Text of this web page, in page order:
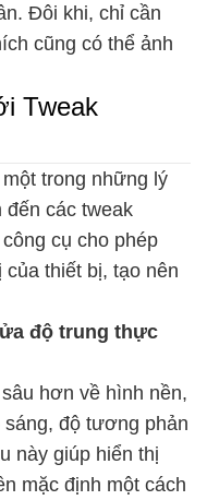
Đôi khi, chỉ cần
cũng có thể ảnh
Tweak
trong những lý
các tweak
cụ cho phép
thiết bị, tạo nên
độ trung thực
hơn về hình nền,
sáng, độ tương phản
này giúp hiển thị
mặc định một cách